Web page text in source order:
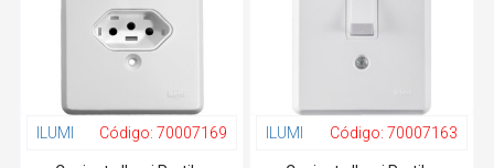
ILUMI Código: 70007169 ILUMI Código: 70007163